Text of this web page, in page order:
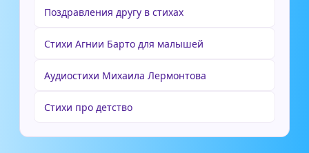
Поздравления другу в стихах
Стихи Агнии Барто для малышей
Аудиостихи Михаила Лермонтова
Стихи про детство